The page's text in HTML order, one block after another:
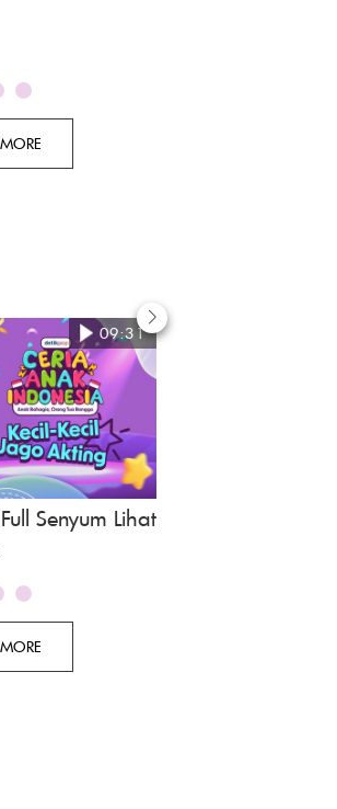
09:31
Senyum Lihat